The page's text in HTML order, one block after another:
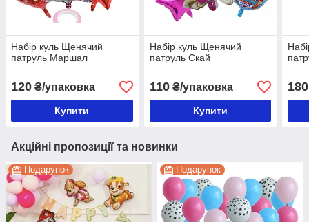
Набір куль Щенячий
патруль Маршал
120 ₴/упаковка
Купити
Набір куль Щенячий
патруль Скай
110₴/упаковка
Купити
180
Акційні пропозиції та новинки
Подарунок Подарунок